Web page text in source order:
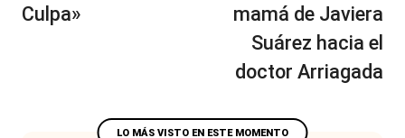
Culpa»
mamá de Javiera
Suárez hacia el
doctor Arriagada